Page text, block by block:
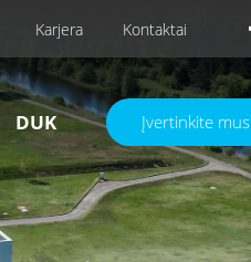
Karjera Kontaktai
DUK Įvertinkite mus